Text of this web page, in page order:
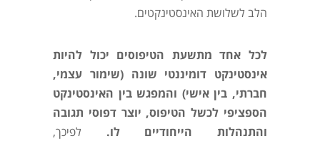
הלב לשלושת האינסטינקטים.
לכל אחד מתשעת הטיפוסים יכול להיות
אינסטינקט דומיננטי שונה (שימור עצמי,
חברתי, בין אישי) והמפגש בין האינסטינקט
הספציפי לכשל הטיפוס, יוצר דפוסי תגובה
והתנהלות הייחודיים לו. לפיכך,